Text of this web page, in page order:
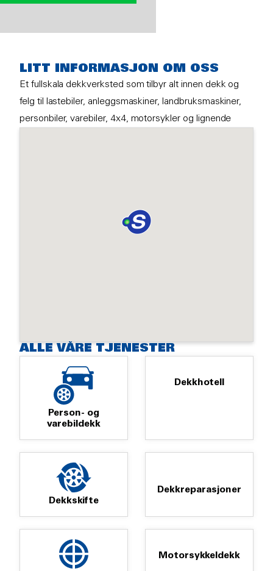
LITT INFORMASJON OM OSS
Et fullskala dekkverksted som tilbyr alt innen dekk og
felg til lastebiler, anleggsmaskiner, landbruksmaskiner,
personbiler, varebiler, 4x4, motorsykler og lignende
ALLE VÅRE TJENESTER
Person- og
varebildekk
Dekkhotell
Dekkskifte
Dekkreparasjoner
Motorsykkeldekk